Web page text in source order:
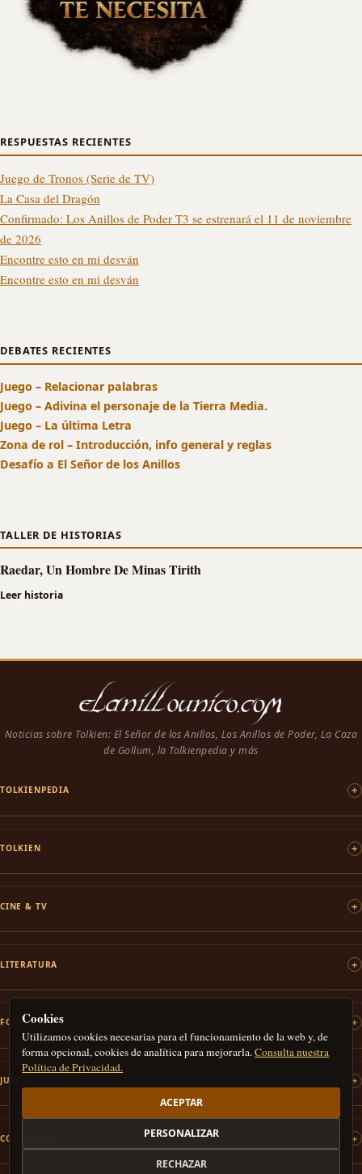
RESPUESTAS RECIENTES
Juego de Tronos (Serie de TV)
La Casa del Dragón
Confirmado: Los Anillos de Poder T3 se estrenará el 11 de noviembre
de 2026
Encontre esto en mi desván
Encontre esto en mi desván
DEBATES RECIENTES
Juego – Relacionar palabras
Juego – Adivina el personaje de la Tierra Media.
Juego – La última Letra
Zona de rol – Introducción, info general y reglas
Desafío a El Señor de los Anillos
TALLER DE HISTORIAS
Raedar, Un Hombre De Minas Tirith
Leer historia
Noticias sobre Tolkien: El Señor de los Anillos, Los Anillos de Poder, La Caza
de Gollum, la Tolkienpedia y más
TOLKIENPEDIA
TOLKIEN
CINE & TV
LITERATURA
FOROS
JUEGOS
CONCURSOS
Cookies
Utilizamos cookies necesarias para el funcionamiento de la web y, de
forma opcional, cookies de analítica para mejorarla.Consulta nuestra
Política de Privacidad.
ACEPTAR
PERSONALIZAR
RECHAZAR